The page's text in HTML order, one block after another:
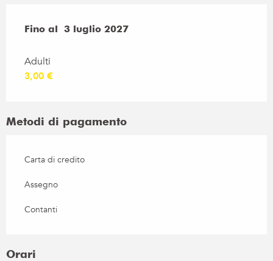
Dal1 giugno 2026al
Fino al 3 luglio 2027
Adulti
3,00 €
Metodi di pagamento
Carta di credito
Assegno
Contanti
Orari